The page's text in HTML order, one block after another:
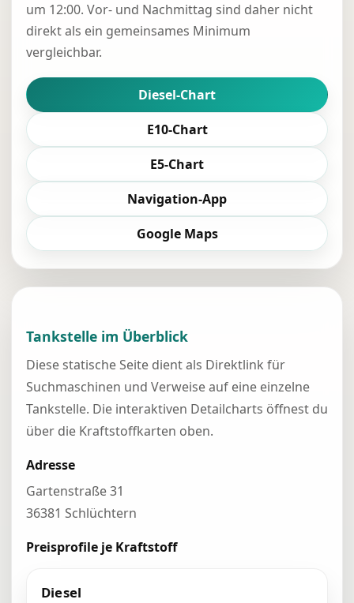
um 12:00. Vor- und Nachmittag sind daher nicht
direkt als ein gemeinsames Minimum
vergleichbar.
Diesel-Chart
E10-Chart
E5-Chart
Navigation-App
Google Maps
Tankstelle im Überblick
Diese statische Seite dient als Direktlink für
Suchmaschinen und Verweise auf eine einzelne
Tankstelle. Die interaktiven Detailcharts öffnest du
über die Kraftstoffkarten oben.
Adresse
Gartenstraße 31
36381 Schlüchtern
Preisprofile je Kraftstoff
Diesel